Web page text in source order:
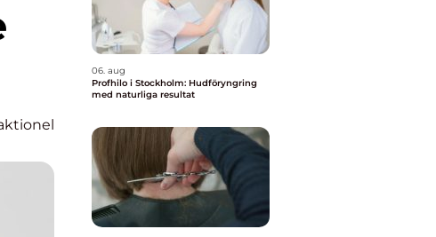
06. aug
Profhilo i Stockholm: Hudföryngring
med naturliga resultat